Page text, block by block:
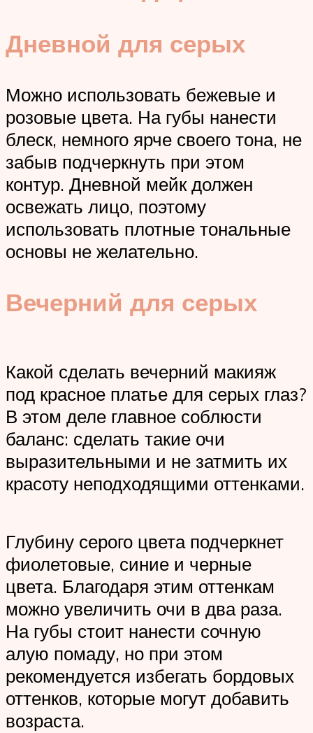
Дневной для серых
Можно использовать бежевые и
розовые цвета. На губы нанести
блеск, немного ярче своего тона, не
забыв подчеркнуть при этом
контур. Дневной мейк должен
освежать лицо, поэтому
использовать плотные тональные
основы не желательно.
Вечерний для серых
Какой сделать вечерний макияж
под красное платье для серых глаз?
В этом деле главное соблюсти
баланс: сделать такие очи
выразительными и не затмить их
красоту неподходящими оттенками.
Глубину серого цвета подчеркнет
фиолетовые, синие и черные
цвета. Благодаря этим оттенкам
можно увеличить очи в два раза.
На губы стоит нанести сочную
алую помаду, но при этом
рекомендуется избегать бордовых
оттенков, которые могут добавить
возраста.